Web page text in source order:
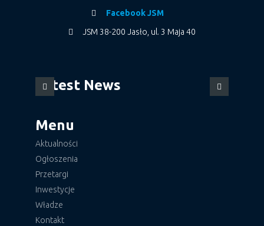
Facebook JSM
JSM 38-200 Jasło, ul. 3 Maja 40
Latest News
Menu
Aktualności
Ogłoszenia
Przetargi
Inwestycje
Władze
Kontakt